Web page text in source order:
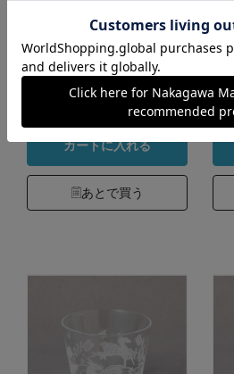
1,430円（税込）
5.0（3）
カートに入れる
あとで買う
カ